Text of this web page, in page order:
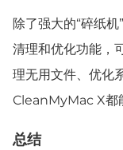
除了强大的“碎纸
清理和优化功能，
理无用文件、优化
CleanMyMac X都
总结